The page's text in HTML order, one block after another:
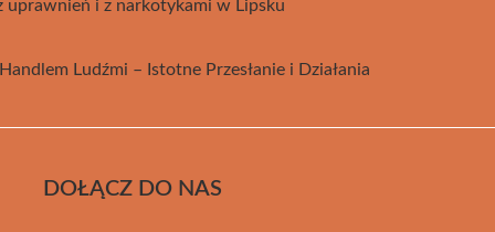
uprawnień i z narkotykami w Lipsku
Ludźmi – Istotne Przesłanie i Działania
DOŁĄCZ DO NAS